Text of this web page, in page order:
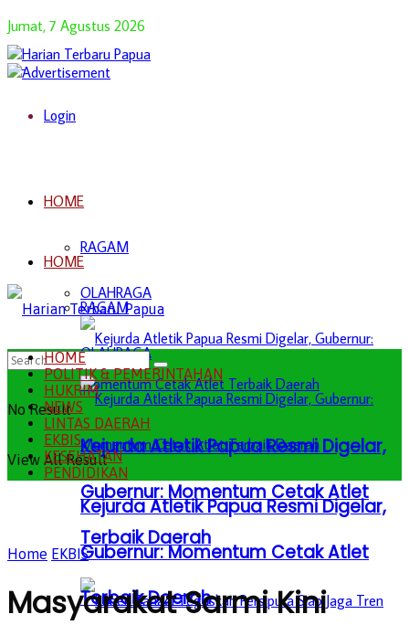
Jumat, 7 Agustus 2026
Login
HOME
RAGAM
OLAHRAGA
Kejurda Atletik Papua Resmi Digelar,
Gubernur: Momentum Cetak Atlet
Terbaik Daerah
HOME
RAGAM
OLAHRAGA
Kejurda Atletik Papua Resmi Digelar,
Gubernur: Momentum Cetak Atlet
Terbaik Daerah
No Result
View All Result
HOME
POLITIK & PEMERINTAHAN
HUKRIM
NEWS
LINTAS DAERAH
EKBIS
KESEHATAN
PENDIDIKAN
Home EKBIS
Masyarakat Sarmi Kini